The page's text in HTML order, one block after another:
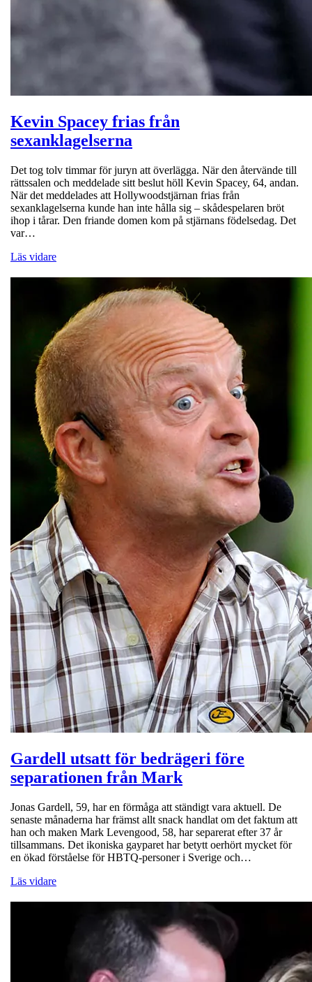
Kevin Spacey frias från
sexanklagelserna
Det tog tolv timmar för juryn att överlägga. När den återvände till
rättssalen och meddelade sitt beslut höll Kevin Spacey, 64, andan.
När det meddelades att Hollywoodstjärnan frias från
sexanklagelserna kunde han inte hålla sig – skådespelaren bröt
ihop i tårar. Den friande domen kom på stjärnans födelsedag. Det
var…
Läs vidare
Gardell utsatt för bedrägeri före
separationen från Mark
Jonas Gardell, 59, har en förmåga att ständigt vara aktuell. De
senaste månaderna har främst allt snack handlat om det faktum att
han och maken Mark Levengood, 58, har separerat efter 37 år
tillsammans. Det ikoniska gayparet har betytt oerhört mycket för
en ökad förståelse för HBTQ-personer i Sverige och…
Läs vidare